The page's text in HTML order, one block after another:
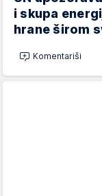
i skupa
hrane širom
Komentariši